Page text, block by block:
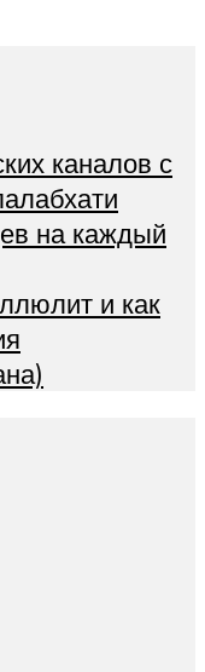
каналов с
на каждый
и как